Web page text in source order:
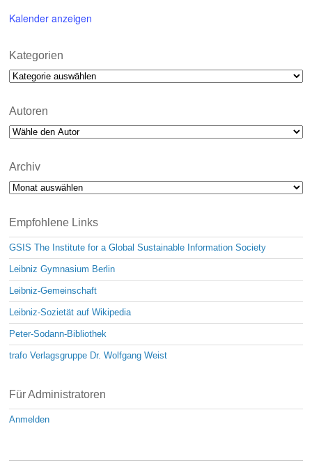
Kalender anzeigen
Kategorien
Kategorien
Autoren
Archiv
Archiv
Empfohlene Links
GSIS The Institute for a Global Sustainable Information Society
Leibniz Gymnasium Berlin
Leibniz-Gemeinschaft
Leibniz-Sozietät auf Wikipedia
Peter-Sodann-Bibliothek
trafo Verlagsgruppe Dr. Wolfgang Weist
Für Administratoren
Anmelden